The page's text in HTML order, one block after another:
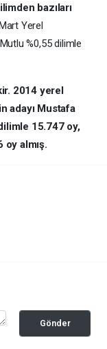
bazıları
Yerel
%0,55 dilimle
2014 yerel
adayı Mustafa
15.747 oy,
oy almış.
Gönder